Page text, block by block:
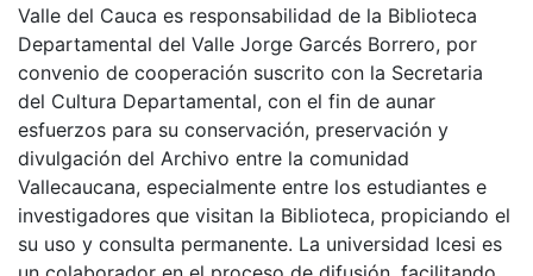
Valle del Cauca es responsabilidad de la Biblioteca
Departamental del Valle Jorge Garcés Borrero, por
convenio de cooperación suscrito con la Secretaria
del Cultura Departamental, con el fin de aunar
esfuerzos para su conservación, preservación y
divulgación del Archivo entre la comunidad
Vallecaucana, especialmente entre los estudiantes e
investigadores que visitan la Biblioteca, propiciando el
su uso y consulta permanente. La universidad Icesi es